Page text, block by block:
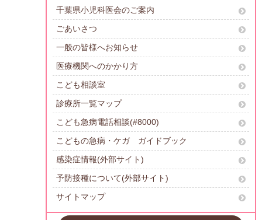
千葉県小児科医会のご案内
ごあいさつ
一般の皆様へお知らせ
医療機関へのかかり方
こども相談室
診療所一覧マップ
こども急病電話相談(#8000)
こどもの急病・ケガ ガイドブック
感染症情報(外部サイト)
予防接種について(外部サイト)
サイトマップ